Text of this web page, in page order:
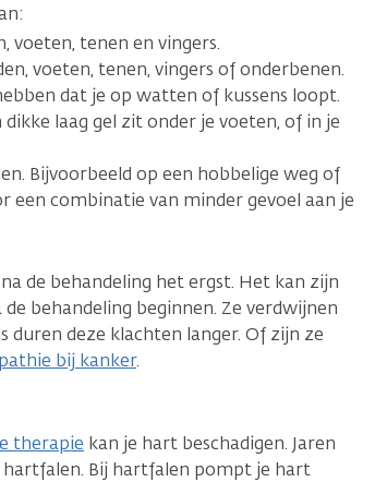
voeten, tenen en vingers.
voeten, tenen, vingers of onderbenen.
dat je op watten of kussens loopt.
laag gel zit onder je voeten, of in je
Bijvoorbeeld op een hobbelige weg of
een combinatie van minder gevoel aan je
de behandeling het ergst. Het kan zijn
behandeling beginnen. Ze verdwijnen
duren deze klachten langer. Of zijn ze
bij kanker.
therapie kan je hart beschadigen. Jaren
Bij hartfalen pompt je hart